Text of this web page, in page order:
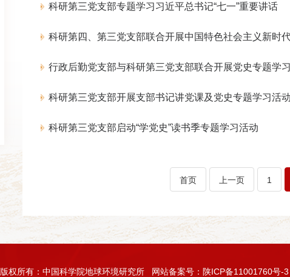
科研第三党支部专题学习习近平总书记“七一”重要讲话
科研第四、第三党支部联合开展中国特色社会主义新时
行政后勤党支部与科研第三党支部联合开展党史专题学习
科研第三党支部开展支部书记讲党课及党史专题学习活动
科研第三党支部启动“学党史”读书季专题学习活动
首页 上一页 1
版权所有：中国科学院地球环境研究所 网站备案号：陕ICP备11001760号-3